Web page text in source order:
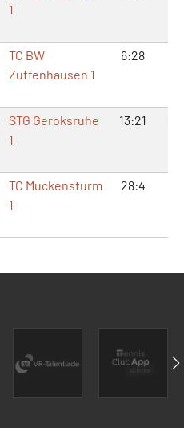
1
TC BW
Zuffenhausen 1
6:28
STG Geroksruhe
1
13:21
TC Muckensturm
1
28:4